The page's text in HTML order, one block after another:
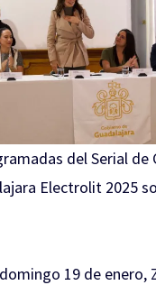
del Serial de
Electrolit 2025
19 de enero,